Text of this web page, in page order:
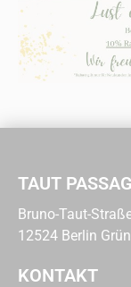
TAUT
Bruno-Taut-
12524 Berlin
KONTAKT